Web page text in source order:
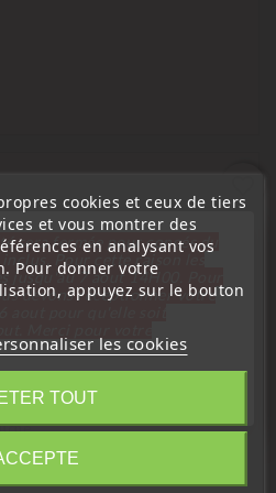
PSA Citroen Peugeot
cookies et ceux de tiers
et vous montrer des
en analysant vos
Pour donner votre
appuyez sur le bouton
les cookies
TOUT
sera fermée pour congés du
Pour cette raison les
jusqu'au 7 aout 14H00. Pour
devons réceptionner votre
aout pour qu'elle soit
Fermer